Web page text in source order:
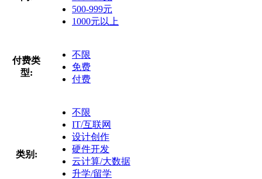
500-999元
1000元以上
付费类
型:
不限
免费
付费
类别:
不限
IT/互联网
设计创作
硬件开发
云计算/大数据
升学/留学